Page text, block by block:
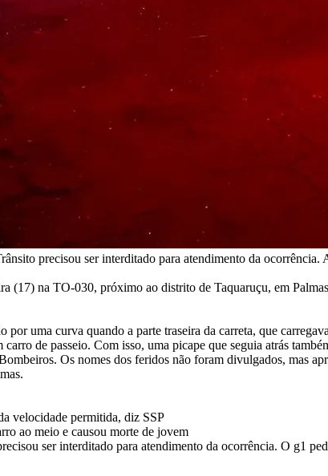
precisou ser interditado para atendimento da ocorrência.
(17) na TO-030, próximo ao distrito de Taquaruçu, em
uma curva quando a parte traseira da carreta, que
de passeio. Com isso, uma picape que seguia atrás
Os nomes dos feridos não foram divulgados, mas
velocidade permitida, diz SSP
ao meio e causou morte de jovem
ser interditado para atendimento da ocorrência. O g1